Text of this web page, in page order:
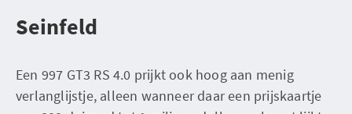
Seinfeld
Een 997 GT3 RS 4.0 prijkt ook hoog aan menig
verlanglijstje, alleen wanneer daar een prijskaartje